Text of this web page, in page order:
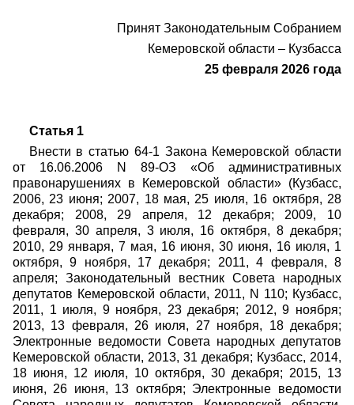
Принят Законодательным Собранием
Кемеровской области – Кузбасса
25 февраля 2026 года
Статья 1
Внести в статью 64-1 Закона Кемеровской области
от 16.06.2006 N 89-ОЗ «Об административных
правонарушениях в Кемеровской области» (Кузбасс,
2006, 23 июня; 2007, 18 мая, 25 июля, 16 октября, 28
декабря; 2008, 29 апреля, 12 декабря; 2009, 10
февраля, 30 апреля, 3 июля, 16 октября, 8 декабря;
2010, 29 января, 7 мая, 16 июня, 30 июня, 16 июля, 1
октября, 9 ноября, 17 декабря; 2011, 4 февраля, 8
апреля; Законодательный вестник Совета народных
депутатов Кемеровской области, 2011, N 110; Кузбасс,
2011, 1 июля, 9 ноября, 23 декабря; 2012, 9 ноября;
2013, 13 февраля, 26 июля, 27 ноября, 18 декабря;
Электронные ведомости Совета народных депутатов
Кемеровской области, 2013, 31 декабря; Кузбасс, 2014,
18 июня, 12 июля, 10 октября, 30 декабря; 2015, 13
июня, 26 июня, 13 октября; Электронные ведомости